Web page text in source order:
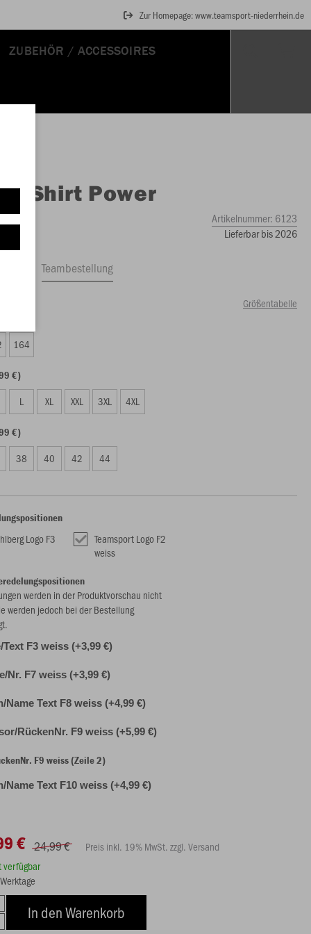
Zur Homepage: www.teamsport-niederrhein.de
ZUBEHÖR / ACCESSOIRES
T-Shirt Power
Artikelnummer: 6123
Lieferbar bis 2026
Teambestellung
Größentabelle
164
€)
L XL XXL 3XL 4XL
€)
38 40 42 44
Logo F3
Teamsport Logo F2
weiss
werden in der Produktvorschau nicht
werden jedoch bei der Bestellung
Text F3 weiss (+3,99 €)
Nr. F7 weiss (+3,99 €)
Name Text F8 weiss (+4,99 €)
RückenNr. F9 weiss (+5,99 €)
F9 weiss (Zeile 2)
Name Text F10 weiss (+4,99 €)
€ 24,99 €
Preis inkl. 19% MwSt. zzgl. Versand
verfügbar
In den Warenkorb